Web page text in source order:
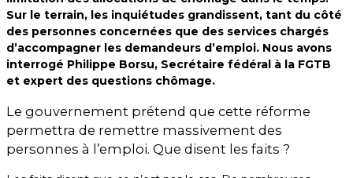
Sur le terrain, les inquiétudes grandissent, tant du côté
des personnes concernées que des services chargés
d’accompagner les demandeurs d’emploi. Nous avons
interrogé Philippe Borsu, Secrétaire fédéral à la FGTB
et expert des questions chômage.
Le gouvernement prétend que cette réforme
permettra de remettre massivement des
personnes à l’emploi. Que disent les faits ?